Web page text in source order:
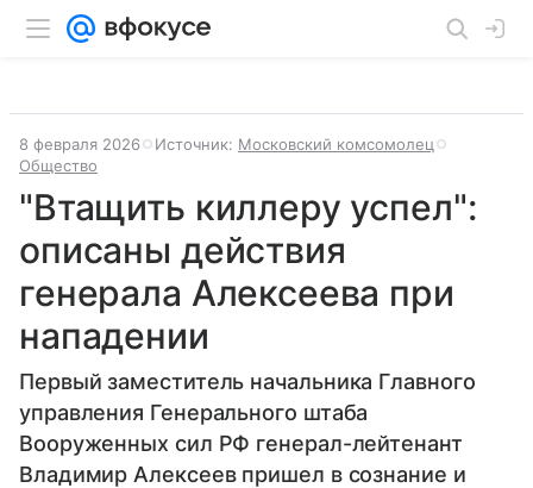
8 февраля 2026 Источник: Московский комсомолец
Общество
"Втащить киллеру успел":
описаны действия
генерала Алексеева при
нападении
Первый заместитель начальника Главного
управления Генерального штаба
Вооруженных сил РФ генерал-лейтенант
Владимир Алексеев пришел в сознание и